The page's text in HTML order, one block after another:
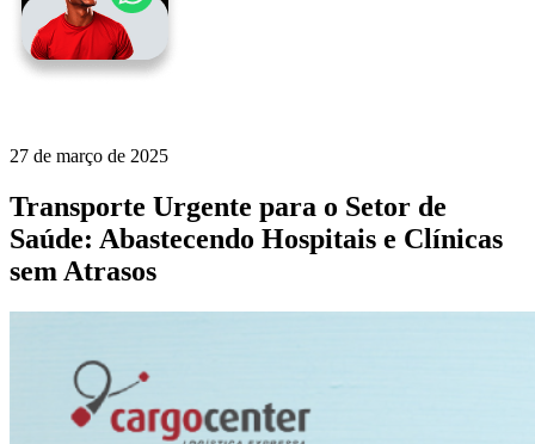
27 de março de 2025
Transporte Urgente para o Setor de
Saúde: Abastecendo Hospitais e Clínicas
sem Atrasos